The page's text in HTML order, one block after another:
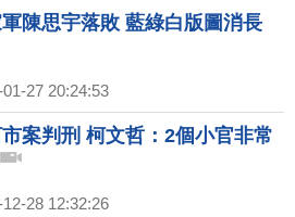
陳思宇落敗 藍綠白版圖消長
01-27 20:24:53
案判刑 柯文哲：2個小官非常
12-28 12:32:26